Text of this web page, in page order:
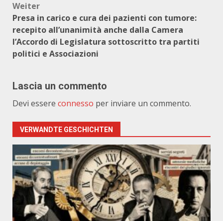
Weiter
Presa in carico e cura dei pazienti con tumore:
recepito all’unanimità anche dalla Camera
l’Accordo di Legislatura sottoscritto tra partiti
politici e Associazioni
Lascia un commento
Devi essere connesso per inviare un commento.
VERWANDTE GESCHICHTEN